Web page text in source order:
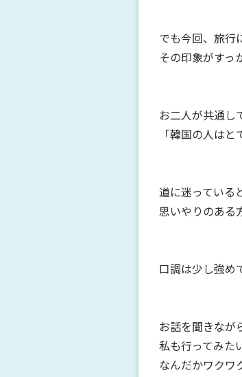
でも今回、旅行
その印象がすっ
お二人が共通し
「韓国の人は
道に迷っている
思いやりのある
口調は少し強め
お話を聞きなが
私も行ってみた
なんだかワクワ